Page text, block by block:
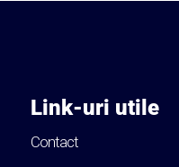
Link-uri utile
Contact